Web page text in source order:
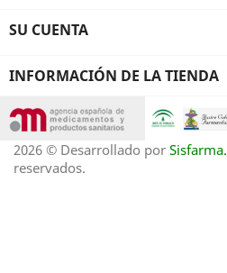
SU CUENTA
INFORMACIÓN DE LA TIENDA
2026 © Desarrollado por Sisfarma.
reservados.